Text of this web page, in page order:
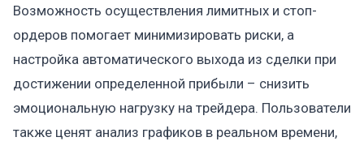
Возможность осуществления лимитных и стоп-
ордеров помогает минимизировать риски, а
настройка автоматического выхода из сделки при
достижении определенной прибыли – снизить
эмоциональную нагрузку на трейдера. Пользователи
также ценят анализ графиков в реальном времени,